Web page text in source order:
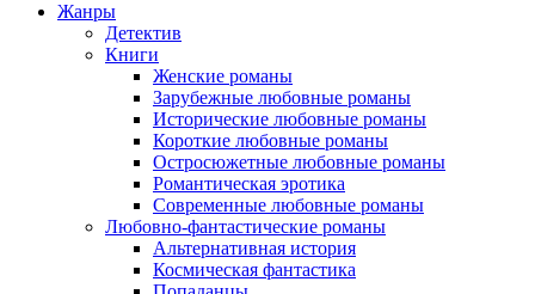
Жанры
Детектив
Книги
Женские романы
Зарубежные любовные романы
Исторические любовные романы
Короткие любовные романы
Остросюжетные любовные романы
Романтическая эротика
Современные любовные романы
Любовно-фантастические романы
Альтернативная история
Космическая фантастика